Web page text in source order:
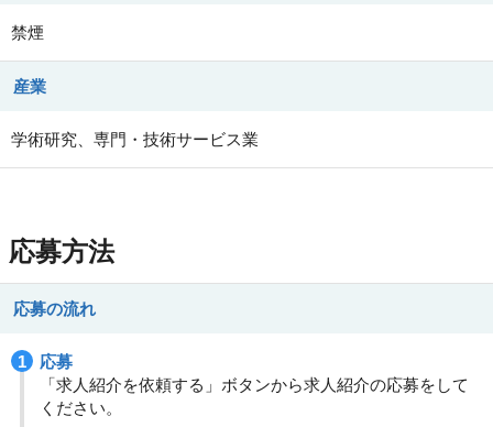
禁煙
産業
学術研究、専門・技術サービス業
応募方法
応募の流れ
応募
「求人紹介を依頼する」ボタンから求人紹介の応募をして
ください。